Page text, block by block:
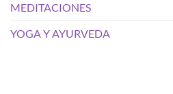
MEDITACIONES
YOGA Y AYURVEDA